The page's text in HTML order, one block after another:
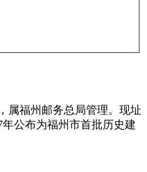
属福州邮务总局管理。现址
公布为福州市首批历史建